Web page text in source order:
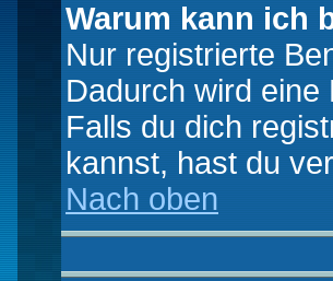
Warum kann ich
Nur registrierte
Dadurch wird
Falls du dich
kannst, hast du
Nach oben